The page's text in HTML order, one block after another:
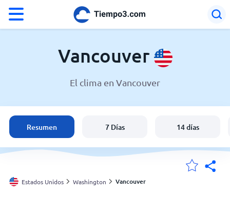
El clima en Vancouver
Estados Unidos
España
Argentina
Vancouver
El clima en Vancouver
Resumen 7 Días 14 días
Estados Unidos Washington Vancouver